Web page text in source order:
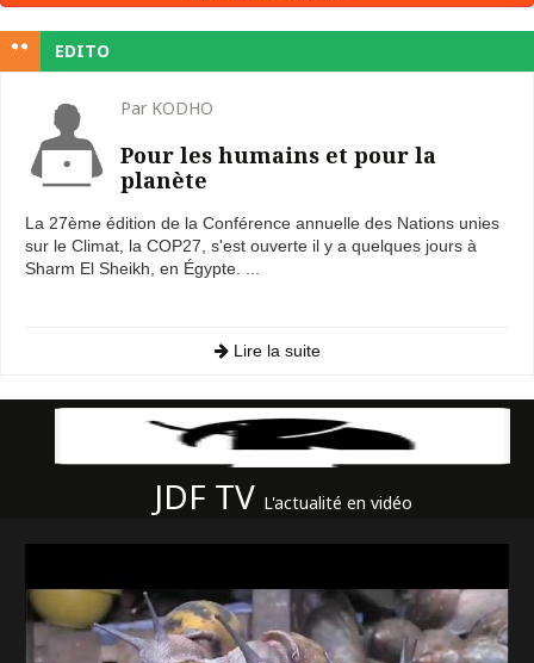
EDITO
Par KODHO
Pour les humains et pour la
planète
La 27ème édition de la Conférence annuelle des Nations unies
sur le Climat, la COP27, s'est ouverte il y a quelques jours à
Sharm El Sheikh, en Égypte. ...
Lire la suite
JDF TV L'actualité en vidéo